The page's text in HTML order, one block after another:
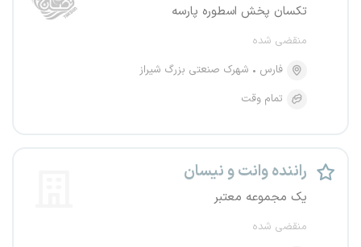
تکسان پخش اسطوره پارسه
منقضی شده
فارس
شهرک صنعتی بزرگ شیراز
تمام وقت
راننده وانت و نیسان
یک مجموعه معتبر
منقضی شده